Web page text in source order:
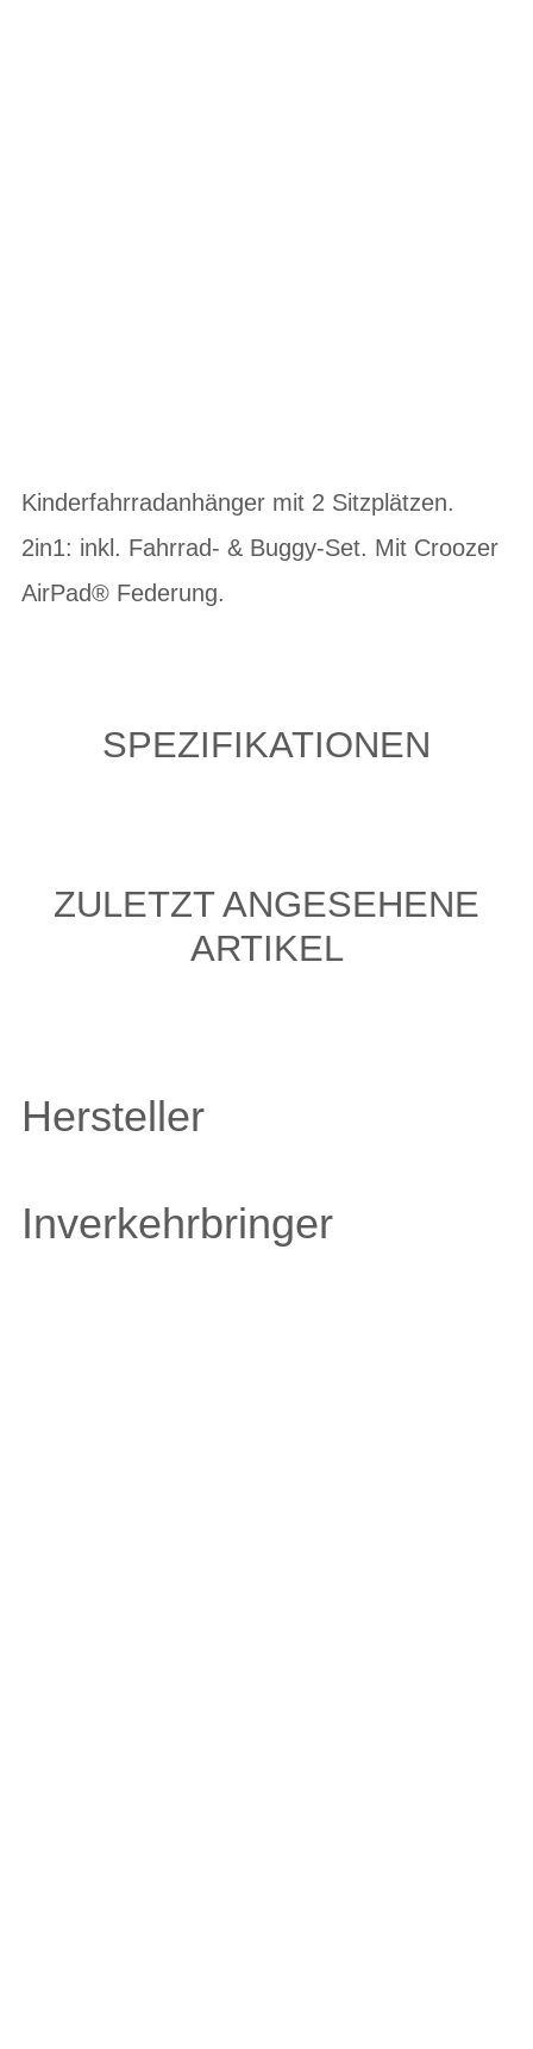
Kinderfahrradanhänger mit 2 Sitzplätzen.
2in1: inkl. Fahrrad- & Buggy-Set. Mit Croozer
AirPad® Federung.
SPEZIFIKATIONEN
ZULETZT ANGESEHENE
ARTIKEL
Hersteller
Inverkehrbringer